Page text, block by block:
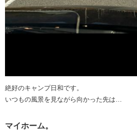
絶好のキャンプ日和です。
いつもの風景を見ながら向かった先は…
マイホーム。